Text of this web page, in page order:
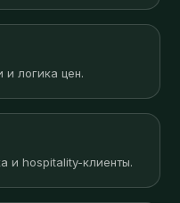
и логика цен.
и hospitality-клиенты.